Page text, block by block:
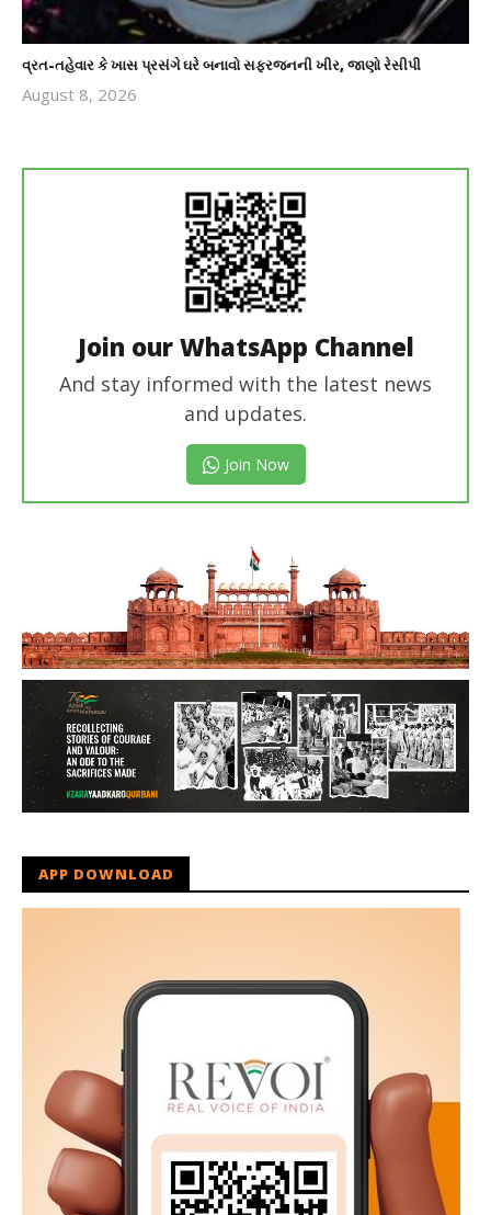
વ્રત-તહેવાર કે ખાસ પ્રસંગે ઘરે બનાવો સફરજનની ખીર, જાણો રેસીપી
August 8, 2026
Join our WhatsApp Channel
And stay informed with the latest news
and updates.
Join Now
APP DOWNLOAD